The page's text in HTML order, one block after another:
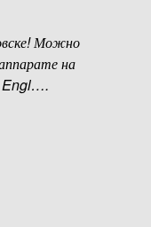
Можно
на
Engl….